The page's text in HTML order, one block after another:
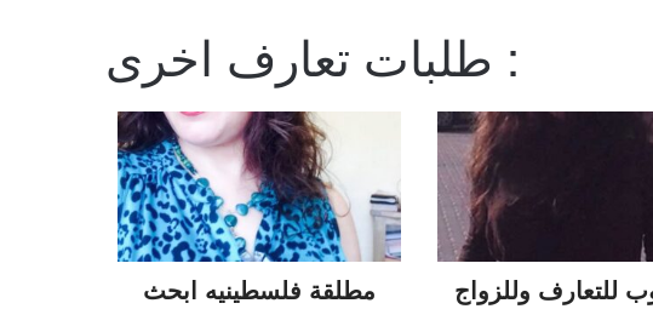
طلبات تعارف اخرى :
مطلقة فلسطينيه ابحث
للتعارف وللزواج